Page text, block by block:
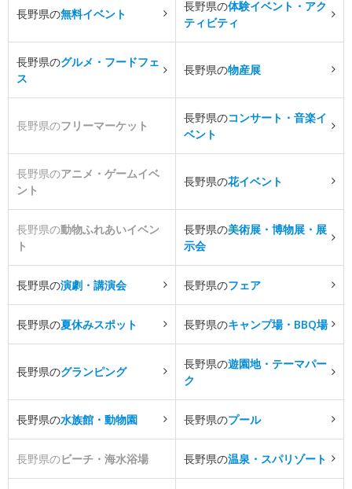
長野県の無料イベント
長野県の体験イベント・アク
ティビティ
長野県のグルメ・フードフェ
ス
長野県の物産展
長野県のフリーマーケット
長野県のコンサート・音楽イ
ベント
長野県のアニメ・ゲームイベ
ント
長野県の花イベント
長野県の動物ふれあいイベン
ト
長野県の美術展・博物展・展
示会
長野県の演劇・講演会 長野県のフェア
長野県の夏休みスポット 長野県のキャンプ場・BBQ場
長野県のグランピング
長野県の遊園地・テーマパー
ク
長野県の水族館・動物園 長野県のプール
長野県のビーチ・海水浴場 長野県の温泉・スパリゾート